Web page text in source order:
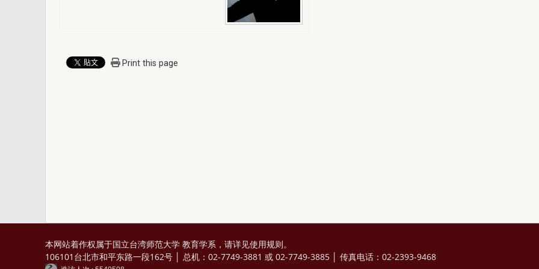
Print this page
本网站着作权属于国立台湾师范大学 教育学系，请详见使用规则。
106101台北市和平东路一段162号 │ 总机：02-7749-3881 或 02-7749-3885 │ 传真电话：02-2393-9468